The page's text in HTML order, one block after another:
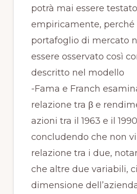
potrà mai essere testato
empiricamente, perché
portafoglio di mercato
essere osservato così
descritto nel modello
-Fama e Franch
relazione tra β e
azioni tra il 1963 e il
concludendo che non
relazione tra i due,
che altre due variabili,
dimensione